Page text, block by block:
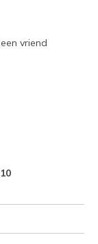
vriend